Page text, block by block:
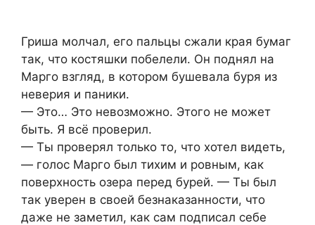
Гриша молчал, его пальцы сжали края бумаг
так, что костяшки побелели. Он поднял на
Марго взгляд, в котором бушевала буря из
неверия и паники.
— Это… Это невозможно. Этого не может
быть. Я всё проверил.
— Ты проверял только то, что хотел видеть,
— голос Марго был тихим и ровным, как
поверхность озера перед бурей. — Ты был
так уверен в своей безнаказанности, что
даже не заметил, как сам подписал себе